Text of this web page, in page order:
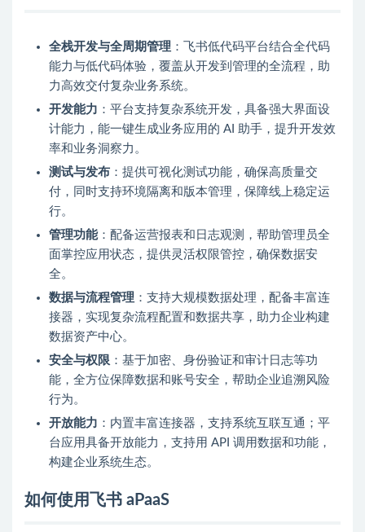
全栈开发与全周期管理 ：飞书低代码平台结合全代码
能力与低代码体验，覆盖从开发到管理的全流程，助
力高效交付复杂业务系统。
开发能力 ：平台支持复杂系统开发，具备强大界面设
计能力，能一键生成业务应用的 AI 助手，提升开发效
率和业务洞察力。
测试与发布 ：提供可视化测试功能，确保高质量交
付，同时支持环境隔离和版本管理，保障线上稳定运
行。
管理功能：配备运营报表和日志观测，帮助管理员全
面掌控应用状态，提供灵活权限管控，确保数据安
全。
数据与流程管理 ：支持大规模数据处理，配备丰富连
接器，实现复杂流程配置和数据共享，助力企业构建
数据资产中心。
安全与权限 ：基于加密、身份验证和审计日志等功
能，全方位保障数据和账号安全，帮助企业追溯风险
行为。
开放能力 ：内置丰富连接器，支持系统互联互通；平
台应用具备开放能力，支持用 API 调用数据和功能，
构建企业系统生态。
如何使用飞书 aPaaS